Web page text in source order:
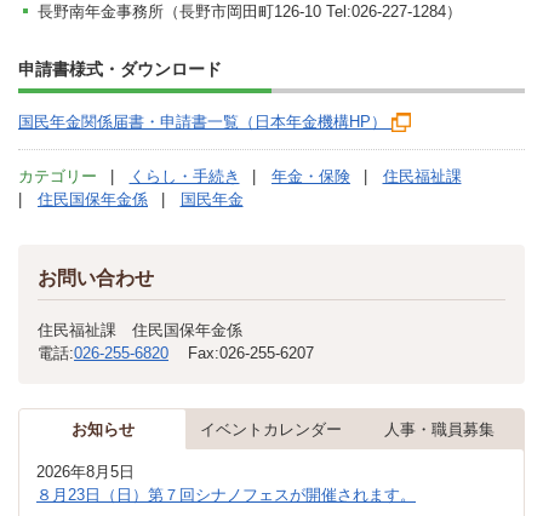
長野南年金事務所（長野市岡田町126-10 Tel:026-227-1284）
申請書様式・ダウンロード
国民年金関係届書・申請書一覧（日本年金機構HP）
カテゴリー くらし・手続き 年金・保険
住民福祉課
住民国保年金係
国民年金
お問い合わせ
住民福祉課 住民国保年金係
電話:026-255-6820 Fax:026-255-6207
お知らせ イベントカレンダー 人事・職員募集
2026年8月5日
８月23日（日）第７回シナノフェスが開催されます。